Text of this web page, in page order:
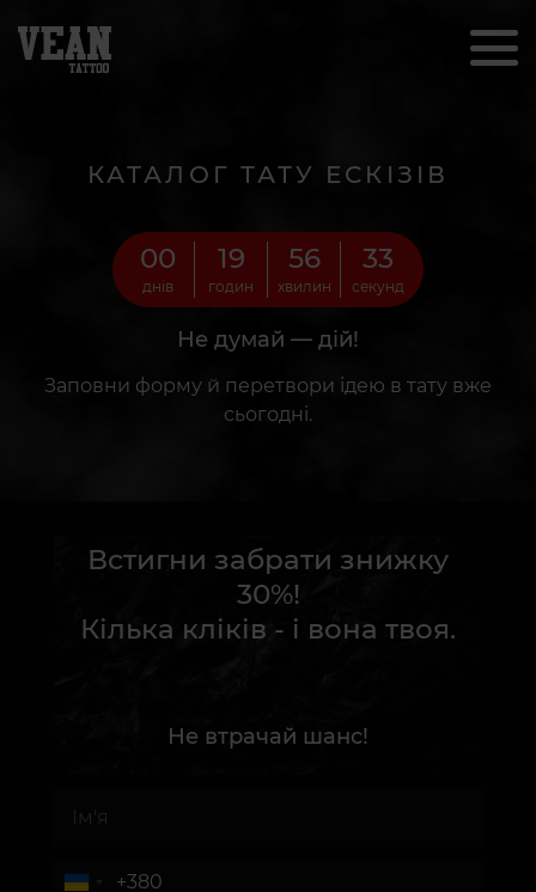
КАТАЛОГ ТАТУ ЕСКІЗІВ
00
днів
19
годин
56
хвилин
31
секунд
Не думай — дій!
Заповни форму й перетвори ідею в тату вже
сьогодні.
Встигни забрати знижку
30%!
Кілька кліків - і вона твоя.
Не втрачай шанс!